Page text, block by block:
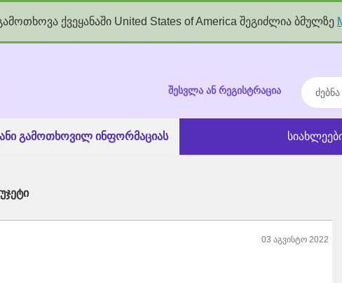
ქვეყანაში United States of America შეგიძლია ბმულზე
ძებნა
შესვლა ან რეგისტრაცია
გამოთხოვილ ინფორმაციას
03 აგვისტო 2022